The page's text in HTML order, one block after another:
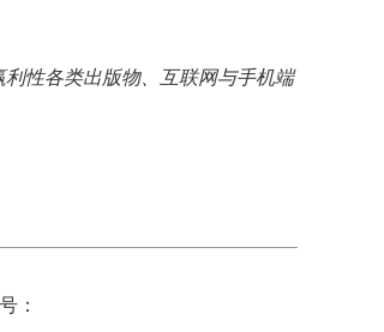
性各类出版物、互联网与手机端
：